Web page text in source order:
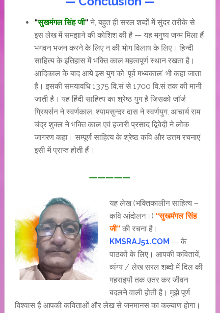
“सुखमंगल सिंह जी“ने, बहुत ही सरल शब्दों में सुंदर तरीके से
इस लेख में समझाने की कोशिश की है — यह मनुष्य जन्म मिला हैं
भगवन भजन करने के लिए न की भोग विलाष के लिए। हिन्दी
साहित्य के इतिहास में भक्ति काल महत्वपूर्ण स्थान रखता है।
आदिकाल के बाद आये इस युग को ‘पूर्व मध्यकाल’ भी कहा जाता
है। इसकी समयावधि 1375 वि.सं से 1700 वि.सं तक की मानी
जाती है। यह हिंदी साहित्य का श्रेष्ठ युग है जिसको जॉर्ज
ग्रियर्सन ने स्वर्णकाल, श्यामसुन्दर दास ने स्वर्णयुग, आचार्य राम
चंद्र शुक्ल ने भक्ति काल एवं हजारी प्रसाद द्विवेदी ने लोक
जागरण कहा। सम्पूर्ण साहित्य के श्रेष्ठ कवि और उत्तम रचनाएं
इसी में प्राप्त होती हैं।
—————
यह लेख (भक्तिकालीन साहित्य –
कवि आंदोलन।) “सुखमंगल सिंह
जी”की रचना है।
KMSRAJ51.COM— के
पाठकों के लिए। आपकी कवितायें,
व्यंग्य / लेख सरल शब्दो में दिल की
गहराइयों तक उतर कर जीवन
बदलने वाली होती है। मुझे पूर्ण
विश्वास है आपकी कविताओं और लेख से जनमानस का कल्याण होगा।